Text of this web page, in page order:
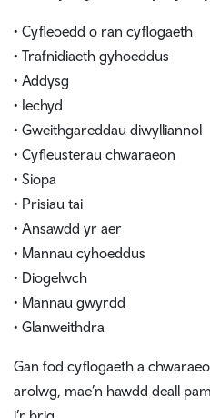
• Cyfleoedd o ran cyflogaeth
• Trafnidiaeth gyhoeddus
• Addysg
• Iechyd
• Gweithgareddau diwylliannol
• Cyfleusterau chwaraeon
• Siopa
• Prisiau tai
• Ansawdd yr aer
• Mannau cyhoeddus
• Diogelwch
• Mannau gwyrdd
• Glanweithdra
Gan fod cyflogaeth a
arolwg, mae’n hawdd deall